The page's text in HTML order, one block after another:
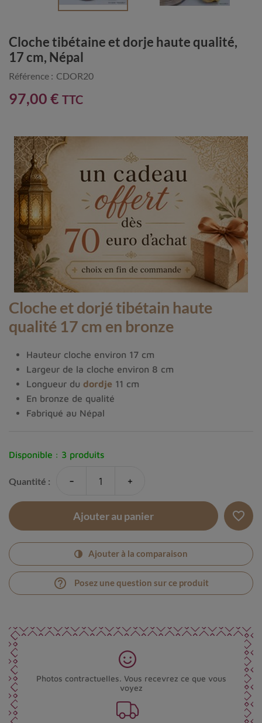
Cloche tibétaine et dorje haute qualité,
17 cm, Népal
Référence : CDOR20
97,00 € TTC
Cloche et dorjé tibétain haute
qualité 17 cm en bronze
Hauteur cloche environ 17 cm
Largeur de la cloche environ 8 cm
Longueur du dordje 11 cm
En bronze de qualité
Fabriqué au Népal
Disponible : 3 produits
Quantité : - +
Ajouter au panier favorite_border
Ajouter à la comparaison
help_outline Posez une question sur ce produit
Photos contractuelles. Vous recevrez ce que vous
voyez